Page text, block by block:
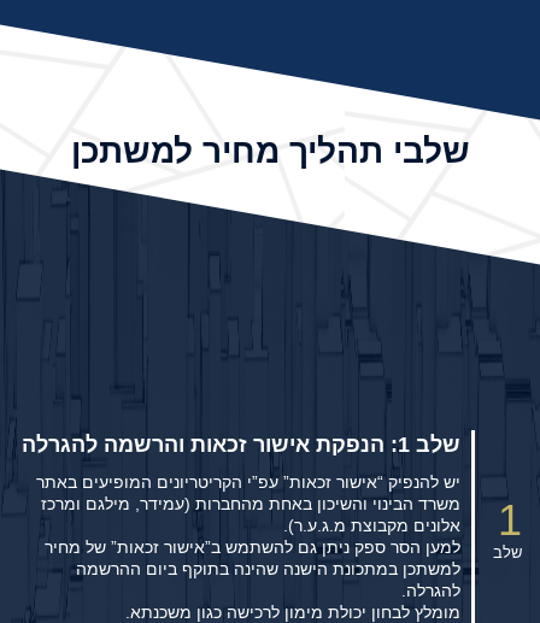
שלבי תהליך מחיר למשתכן
1
שלב
שלב 1: הנפקת אישור זכאות והרשמה להגרלה
יש להנפיק “אישור זכאות” עפ”י הקריטריונים המופיעים באתר
משרד הבינוי והשיכון באחת מהחברות (עמידר, מילגם ומרכז
אלונים מקבוצת מ.ג.ע.ר).
למען הסר ספק ניתן גם להשתמש ב”אישור זכאות” של מחיר
למשתכן במתכונת הישנה שהינה בתוקף ביום ההרשמה
להגרלה.
מומלץ לבחון יכולת מימון לרכישה כגון משכנתא.
שלב 3: הצגת הפרויקט